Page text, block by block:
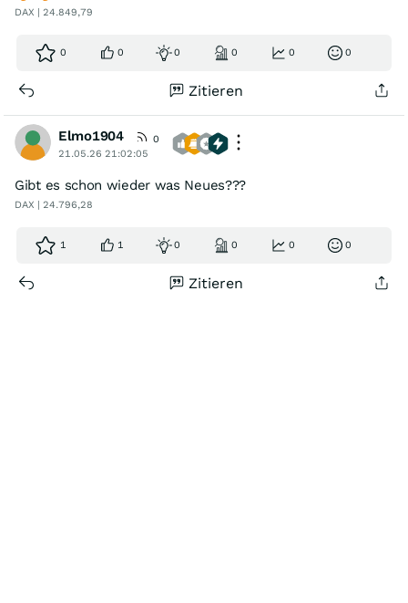
DAX | 24.849,79
0 0 0 0 0 0
Zitieren
Elmo1904
0
21.05.26 21:02:05
Gibt es schon wieder was Neues???
DAX | 24.796,28
1 1 0 0 0 0
Zitieren